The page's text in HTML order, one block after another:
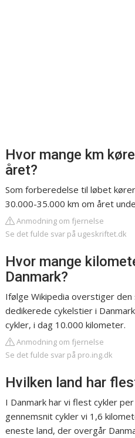
Hvor mange km
året?
Som forberedelse til løbet
30.000-35.000 km om året
Anmodning om fjernelse
Se det fulde svar på ugeskriftet.dk
Hvor mange
Danmark?
Ifølge Wikipedia overstiger
dedikerede cykelstier i
cykler, i dag 10.000 kilometer.
Anmodning om fjernelse
Se det fulde svar på pro.ing.dk
Hvilken land har
I Danmark har vi flest cykler
gennemsnit cykler vi 1,6
eneste land, der overgår